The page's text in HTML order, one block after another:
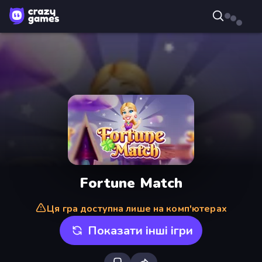
Fortune Match
Ця гра доступна лише на комп'ютерах
Показати інші ігри